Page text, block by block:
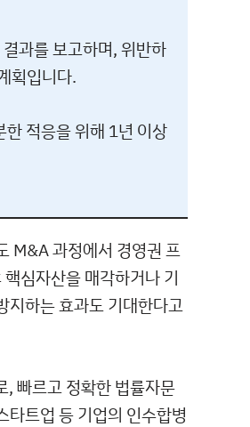
과를 보고하며, 위반하
획입니다.
적응을 위해 1년 이상
M&A 과정에서 경영권 프
심자산을 매각하거나 기
지하는 효과도 기대한다고
, 빠르고 정확한 법률자문
타트업 등 기업의 인수합병